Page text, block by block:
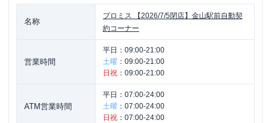
名称
プロミス
【2026/7/5閉店】金山駅前自動契
約コーナー
営業時間
平日： 09:00-21:00
土曜 ： 09:00-21:00
日祝 ： 09:00-21:00
ATM営業時間
平日： 07:00-24:00
土曜 ： 07:00-24:00
日祝 ： 07:00-24:00